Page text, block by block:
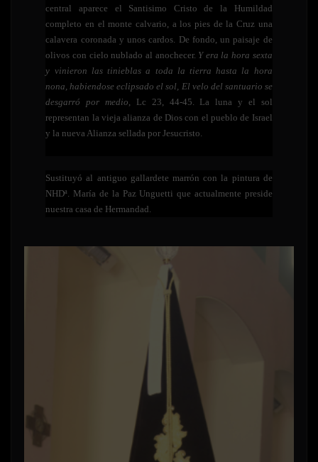
central aparece el Santisimo Cristo de la Humildad
completo en el monte calvario, a los pies de la Cruz una
calavera coronada y unos cardos. De fondo, un paisaje de
olivos con cielo nublado al anochecer. Y era la hora sexta
y vinieron las tinieblas a toda la tierra hasta la hora
nona, habiendose eclipsado el sol, El velo del santuario se
desgarró por medio, Lc 23, 44-45. La luna y el sol
representan la vieja alianza de Dios con el pueblo de Israel
y la nueva Alianza sellada por Jesucristo.
Sustituyó al antiguo gallardete marrón con la pintura de
NHDª. María de la Paz Unguetti que actualmente preside
nuestra casa de Hermandad.